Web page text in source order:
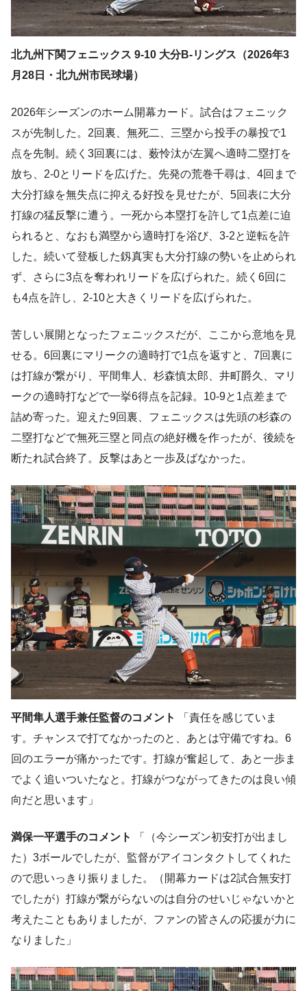
北九州下関フェニックス 9-10 大分B-リングス（2026年3
月28日・北九州市民球場）
2026年シーズンのホーム開幕カード。試合はフェニック
スが先制した。2回裏、無死二、三塁から投手の暴投で1
点を先制。続く3回裏には、薮怜汰が左翼へ適時二塁打を
放ち、2-0とリードを広げた。先発の荒巻千尋は、4回まで
大分打線を無失点に抑える好投を見せたが、5回表に大分
打線の猛反撃に遭う。一死から本塁打を許して1点差に迫
られると、なおも満塁から適時打を浴び、3-2と逆転を許
した。続いて登板した釼真実も大分打線の勢いを止められ
ず、さらに3点を奪われリードを広げられた。続く6回に
も4点を許し、2-10と大きくリードを広げられた。
苦しい展開となったフェニックスだが、ここから意地を見
せる。6回裏にマリークの適時打で1点を返すと、7回裏に
は打線が繋がり、平間隼人、杉森慎太郎、井町爵久、マリ
ークの適時打などで一挙6得点を記録。10-9と1点差まで
詰め寄った。迎えた9回裏、フェニックスは先頭の杉森の
二塁打などで無死三塁と同点の絶好機を作ったが、後続を
断たれ試合終了。反撃はあと一歩及ばなかった。
平間隼人選手兼任監督のコメント
「責任を感じていま
す。チャンスで打てなかったのと、あとは守備ですね。6
回のエラーが痛かったです。打線が奮起して、あと一歩ま
でよく追いついたなと。打線がつながってきたのは良い傾
向だと思います」
満保一平選手のコメント
「（今シーズン初安打が出まし
た）3ボールでしたが、監督がアイコンタクトしてくれた
ので思いっきり振りました。（開幕カードは2試合無安打
でしたが）打線が繋がらないのは自分のせいじゃないかと
考えたこともありましたが、ファンの皆さんの応援が力に
なりました」